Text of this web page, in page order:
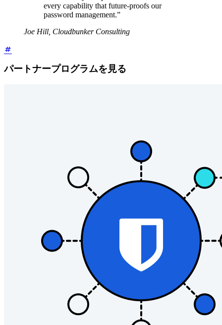
every capability that future-proofs our
password management.”
Joe Hill, Cloudbunker Consulting
パートナープログラムを見る